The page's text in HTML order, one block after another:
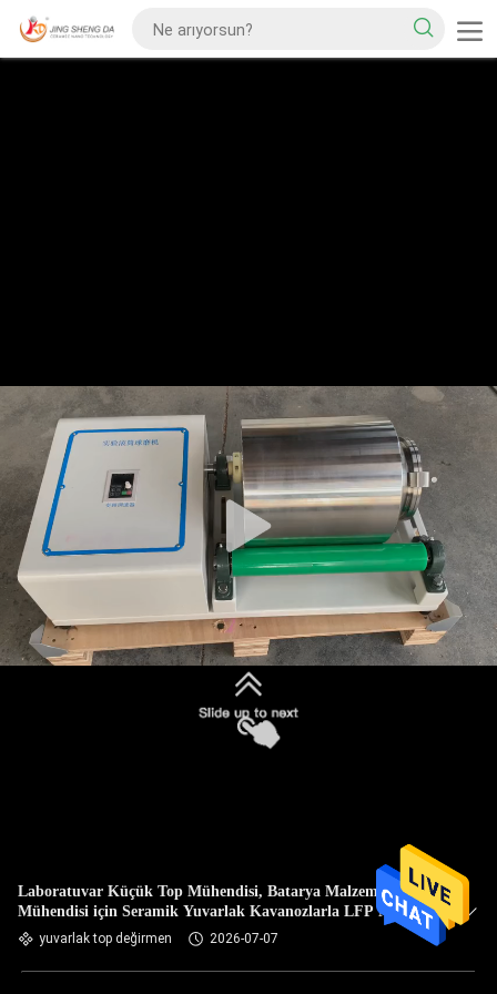
Laboratuvar Küçük Top Mühendisi, Batarya Malzemesi Toz
Mühendisi için Seramik Yuvarlak Kavanozlarla LFP NMC
Yüksek Verimlilik
yuvarlak top değirmen 2026-07-07